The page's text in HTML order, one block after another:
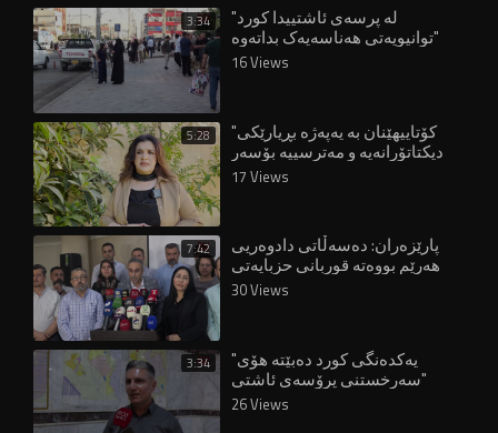
3:34 "لە پرسەی ئاشتییدا کورد
توانیویەتی هەناسەیەک بداتەوە"
16 Views
5:28 "کۆتاییهێنان بە یەپەژە بڕیارێکی
دیکتاتۆرانەیە و مەترسییە بۆسەر
17 Views
7:42 پارێزەران: دەسەڵاتی دادوەریی
هەرێم بووەتە قوربانی حزبایەتی
30 Views
3:34 "یەکدەنگی کورد دەبێتە هۆی
سەرخستنی پرۆسەی ئاشتی"
26 Views